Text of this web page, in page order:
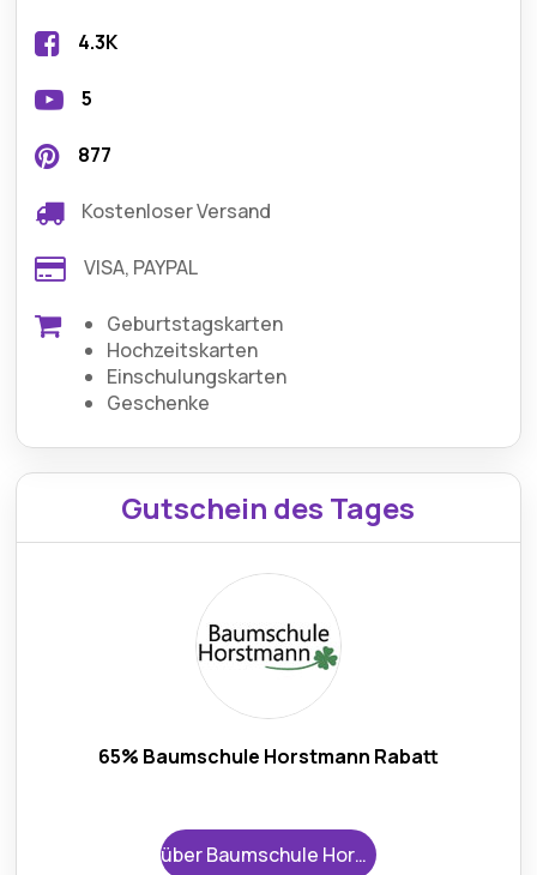
4.3K
5
877
Kostenloser Versand
VISA, PAYPAL
Geburtstagskarten
Hochzeitskarten
Einschulungskarten
Geschenke
Gutschein des Tages
65% Baumschule Horstmann Rabatt
über Baumschule Horstmann